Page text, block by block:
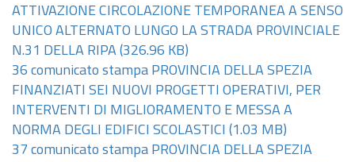
ATTIVAZIONE CIRCOLAZIONE TEMPORANEA A SENSO
UNICO ALTERNATO LUNGO LA STRADA PROVINCIALE
N.31 DELLA RIPA (326.96 KB)
36 comunicato stampa PROVINCIA DELLA SPEZIA
FINANZIATI SEI NUOVI PROGETTI OPERATIVI, PER
INTERVENTI DI MIGLIORAMENTO E MESSA A
NORMA DEGLI EDIFICI SCOLASTICI (1.03 MB)
37 comunicato stampa PROVINCIA DELLA SPEZIA